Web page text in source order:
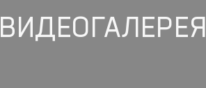
ВИДЕОГАЛЕРЕЯ